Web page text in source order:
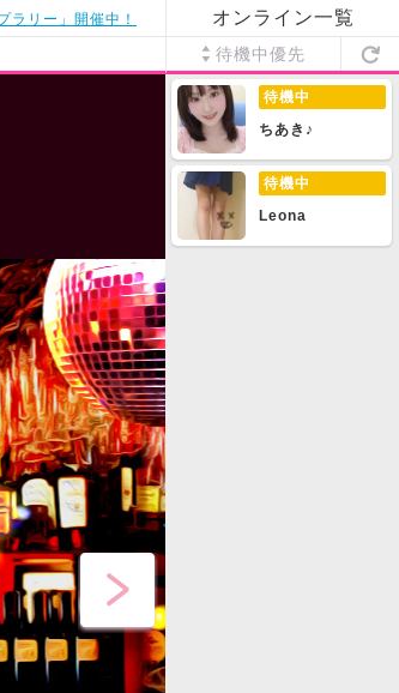
ラリー」開催中！ オンライン一覧
待機中優先
待機中
ちあき♪
待機中
Leona